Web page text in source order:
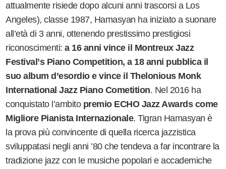
attualmente risiede dopo alcuni anni trascorsi a Los
Angeles), classe 1987, Hamasyan ha iniziato a suonare
all ’età di 3 anni, ottenendo prestissimo prestigiosi
riconoscimenti:a 16 anni vince il Montreux Jazz
Festival ’s Piano Competition, a 18 anni pubblica il
suo album d ’esordio e vince il Thelonious Monk
International Jazz Piano Cometition. Nel 2016 ha
conquistato l ’ambito premio ECHO Jazz Awards come
Migliore Pianista Internazionale. Tigran Hamasyan è
la prova più convincente di quella ricerca jazzistica
sviluppatasi negli anni ’80 che tendeva a far incontrare la
tradizione jazz con le musiche popolari e accademiche